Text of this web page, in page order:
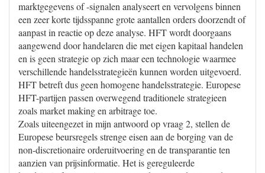
marktgegevens of -signalen analyseert en vervolgens binnen
een zeer korte tijdsspanne grote aantallen orders doorzendt of
aanpast in reactie op deze analyse. HFT wordt doorgaans
aangewend door handelaren die met eigen kapitaal handelen
en is geen strategie op zich maar een technologie waarmee
verschillende handelsstrategieën kunnen worden uitgevoerd.
HFT betreft dus geen homogene handelsstrategie. Europese
HFT-partijen passen overwegend traditionele strategieen
zoals market making en arbitrage toe.
Zoals uiteengezet in mijn antwoord op vraag 2, stellen de
Europese beursregels strenge eisen aan de borging van de
non-discretionaire orderuitvoering en de transparantie ten
aanzien van prijsinformatie. Het is gereguleerde